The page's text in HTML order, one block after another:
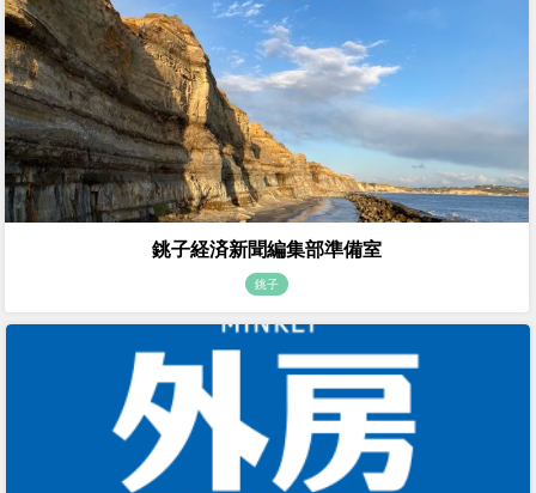
銚子経済新聞編集部準備室
銚子